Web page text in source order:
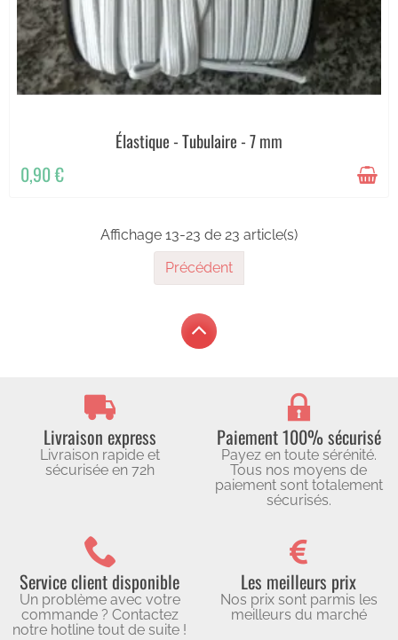
Élastique - Tubulaire - 7 mm
0,90 €
Affichage 13-23 de 23 article(s)
Précédent
Livraison express
Livraison rapide et
sécurisée en 72h
Paiement 100% sécurisé
Payez en toute sérénité.
Tous nos moyens de
paiement sont totalement
sécurisés.
Service client disponible
Un problème avec votre
commande ? Contactez
notre hotline tout de suite !
Les meilleurs prix
Nos prix sont parmis les
meilleurs du marché